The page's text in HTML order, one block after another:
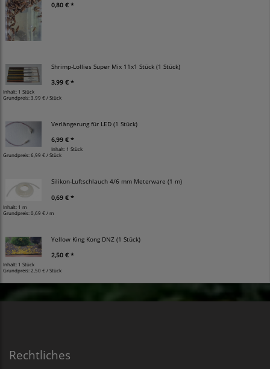
0,80 € *
Shrimp-Lollies Super Mix 11x1 Stück (1 Stück)
3,99 € *
Inhalt: 1 Stück
Grundpreis:3,99 € / Stück
Verlängerung für LED (1 Stück)
6,99 € *
Inhalt: 1 Stück
Grundpreis:6,99 € / Stück
Silikon-Luftschlauch 4/6 mm Meterware (1 m)
0,69 € *
Inhalt: 1 m
Grundpreis:0,69 € / m
Yellow King Kong DNZ (1 Stück)
2,50 € *
Inhalt: 1 Stück
Grundpreis: 2,50 € / Stück
Rechtliches